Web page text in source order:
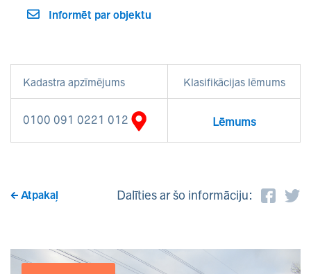
Informēt par objektu
Kadastra apzīmējums Klasifikācijas lēmums
0100 091 0221 012 Lēmums
Atpakaļ Dalīties ar šo informāciju: